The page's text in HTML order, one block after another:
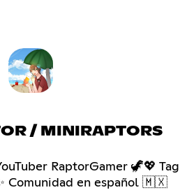
/ MINIRAPTORS
RaptorGamer 🦖💖 Tag
Comunidad en español 🇲🇽